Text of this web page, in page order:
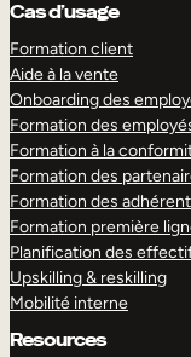
Cas d’usage
Formation client
Aide à la vente
Onboarding des
Formation des
Formation à la
Formation des
Formation des
Formation première
Planification des
Upskilling & reskilling
Mobilité interne
Resources